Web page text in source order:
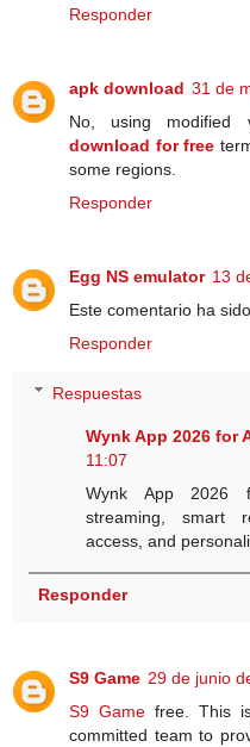
Responder
apk download 31 de
No, using modified
download for free
some regions.
Responder
Egg NS emulator 13
Este comentario ha
Responder
Respuestas
Wynk App 2026 for
11:07
Wynk App 2026
streaming, smart
access, and
Responder
S9 Game 29 de junio
S9 Game free. This
committed team to